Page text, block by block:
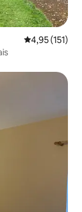
Évaluation
4,95 (151)